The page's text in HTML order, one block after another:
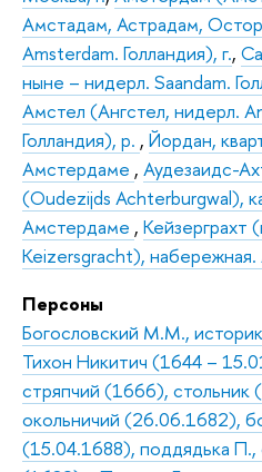
Амстадам, Астрадам,
Amsterdam. Голландия), г.,
ныне – нидерл. Saandam.
Амстел (Ангстел, нидерл.
Голландия), р. , Йордан,
Амстердаме , Аудезаидс-
(Oudezijds Achterburgwal),
Амстердаме , Кейзерграхт
Keizersgracht),
Персоны
Богословский М.М., историк
Тихон Никитич (1644 –
стряпчий (1666), стольник
окольничий (26.06.1682),
(15.04.1688), поддядька П.,